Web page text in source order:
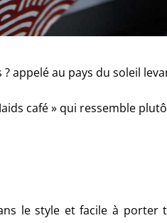
appelé au pays du soleil
café » qui ressemble
le style et facile à porter